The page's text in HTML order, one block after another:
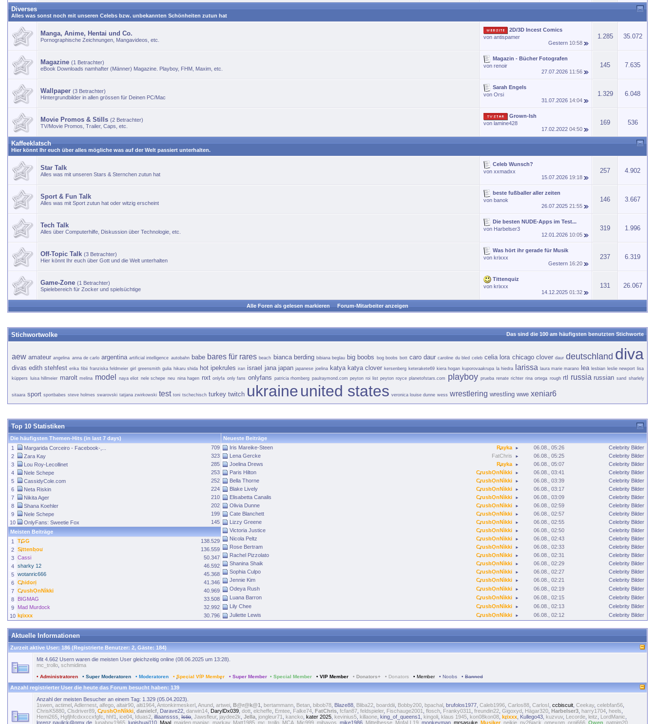
Diverses
Alles was sonst noch mit unseren Celebs bzw. unbekannten Schönheiten zutun hat
Manga, Anime, Hentai und Co.
Pornographische Zeichnungen, Mangavideos, etc.
2D/3D Incest Comics
von antispamer
Gestern 10:58
1.285 35.072
Magazine (1 Betrachter)
eBook Downloads namhafter (Männer) Magazine. Playboy, FHM, Maxim, etc.
Magazin - Bücher Fotografen
von renoir
27.07.2026 11:56
145 7.635
Wallpaper (3 Betrachter)
Hintergrundbilder in allen grössen für Deinen PC/Mac
Sarah Engels
von Orsi
31.07.2026 14:04
1.329 6.048
Movie Promos & Stills (2 Betrachter)
TV/Movie Promos, Trailer, Caps, etc.
Grown-Ish
von lamine428
17.02.2022 04:50
169 536
Kaffeeklatsch
Hier könnt Ihr euch über alles mögliche was auf der Welt passiert unterhalten.
Star Talk
Alles was mit unseren Stars & Sternchen zutun hat
Celeb Wunsch?
von xxmadxx
15.07.2026 19:18
257 4.902
Sport & Fun Talk
Alles was mit Sport zutun hat oder witzig erscheint
beste fußballer aller zeiten
von banok
26.07.2025 21:55
146 3.667
Tech Talk
Alles über Computerhilfe, Diskussion über Technologie, etc.
Die besten NUDE-Apps im Test...
von Harbelser3
12.01.2026 10:05
319 1.996
Off-Topic Talk (3 Betrachter)
Hier könnt Ihr euch über Gott und die Welt unterhalten
Was hört ihr gerade für Musik
von krixxx
Gestern 16:20
237 6.319
Game-Zone (1 Betrachter)
Spielebereich für Zocker und spielsüchtige
Tittenquiz
von krixxx
14.12.2025 01:32
131 26.067
Alle Foren als gelesen markieren Forum-Mitarbeiter anzeigen
Das sind die 100 am häufigsten benutzten Stichworte
Stichwortwolke
aew amateur angelina anna de carlo argentina artificial intelligence autobahn babe bares für rares beach bianca berding bibiana beglau big boobs bog boobs bott caro daur caroline du bled celeb celia lora chicago clover daur deutschland diva
divas edith stehfest erika fibii franziska feldmeier girl greensmith gulia hikaru shida hot ipekrules iran israel jana japan japanese joelina katya katya clover kersenberg keterakete69 kiera hogan kuporovaakrupa la hiedra larissa laura marie marano lea lesbian leslie newport lisa
küppers
luisa hillmeier marolt melina model naya eliot nele schepe neu nina hagen nxt onlyfa only fans onlyfans patricia rhomberg paulraymond.com peyton roi list peyton royce planetofstars.com playboy prueba renate richter rina ortega rough rtl russia russian sand sharlely
sitaara sport sportbabes steve holmes swarovski tatjana zwirkowski test toni tschechisch turkey twitch ukraineunited states veronica louise dunne wess wrestlering wrestling wwe xeniar6
Top 10 Statistiken
Die häufigsten Themen-Hits (in last 7 days)
Neueste Beiträge
1
Margarida Corceiro - Facebook-,...
709
2
Zara Kay
323
3
Lou Roy-Lecollinet
285
4
Nele Schepe
253
5
CassidyCole.com
252
6
Neta Riskin
224
7
Nikita Ager
210
8
Shana Koehler
202
9
Nele Schepe
199
10
OnlyFans: Sweetie Fox 145
Iris Mareike-Steen Rayka ► 06.08., 05:26
Celebrity Bilder
Lena Gercke
FatChris ► 06.08., 05:25
Celebrity Bilder
Joelina Drews
Rayka ► 06.08., 05:07
Celebrity Bilder
Paris Hilton
CrushOnNikki ► 06.08., 03:41
Celebrity Bilder
Bella Thorne
CrushOnNikki ► 06.08., 03:39
Celebrity Bilder
Blake Lively
CrushOnNikki ► 06.08., 03:17
Celebrity Bilder
Elisabetta Canalis
CrushOnNikki ► 06.08., 03:09
Celebrity Bilder
Olivia Dunne
CrushOnNikki ► 06.08., 02:59
Celebrity Bilder
Cate Blanchett
CrushOnNikki ► 06.08., 02:57
Celebrity Bilder
Lizzy Greene
CrushOnNikki ► 06.08., 02:55
Celebrity Bilder
Victoria Justice
CrushOnNikki ► 06.08., 02:50
Celebrity Bilder
Nicola Peltz
CrushOnNikki ► 06.08., 02:43
Celebrity Bilder
Rose Bertram
CrushOnNikki ► 06.08., 02:33
Celebrity Bilder
Rachel Pizzolato
CrushOnNikki ► 06.08., 02:31
Celebrity Bilder
Shanina Shaik
CrushOnNikki ► 06.08., 02:29
Celebrity Bilder
Sophia Culpo
CrushOnNikki ► 06.08., 02:27
Celebrity Bilder
Jennie Kim
CrushOnNikki ► 06.08., 02:21
Celebrity Bilder
Odeya Rush
CrushOnNikki ► 06.08., 02:19
Celebrity Bilder
Luana Barron
CrushOnNikki ► 06.08., 02:15
Celebrity Bilder
Lily Chee
CrushOnNikki ► 06.08., 02:13
Celebrity Bilder
Juliette Lewis
CrushOnNikki ► 06.08., 02:12 Celebrity Bilder
Meisten Beiträge
1
TGG
138.529
2 Sittenbou
136.559
3 Cassi
50.347
4 sharky 12
46.592
5 wotanric666
45.368
6 Chidori
41.346
7 CrushOnNikki
40.969
8
BIGMAG
33.508
9
Mad Murdock
32.992
10 krixxx 30.796
Aktuelle Informationen
Zurzeit aktive User: 186 (Registrierte Benutzer: 2, Gäste: 184)
Mit 4.662 Usern waren die meisten User gleichzeitig online (08.06.2025 um 13:28).
mc_trollo schmidima
• Administratoren • Super Moderatoren • Moderatoren • Special VIP Member • Super Member • Special Member • VIP Member • Donators+ • Donators • Member • Noobs • Banned
Anzahl registrierter User die heute das Forum besucht haben: 139
Anzahl der meisten Besucher an einem Tag: 1.329 (05.04.2023).
1swen actimel Adlernest alfego altair90 alti1964 Antonkirmeskerl Anund artwei B@r@k@1 bertammann Betan bibob78 Blaze88 Bliba22 boarddii Bobby200 bpachal brufolos1977 Caleb1996 Carlos88 CarlosI ccbiscuit Ceekay, celebfan56
ChrisK5880 Clsdriver89 CrushOnNikki danielcf Darave22 darwin14 DarylDx039 dott elcheffe Emtee Falke74 FatChris fcfan87 feldspieler, Fischauge2001 flosch Franky0311 freundin22 Gigoxyd Hägar320 Harbelser3 harry1704 heels
Hemi265 Hgfjhfcdxxccxfgfc hhf1 ice04 Iduas2 illiaanssss Istio Jawsfleur, jaydee2k Jella jongleur71 kancko kater 2025 kevinius5 killaone king_of_queens1 kingoli klaus 1945 kon08kon08 krixxx Kullego43 kuzvuv, Lecorde leitz LordManic
lorenz.paulick@gmx.de lunaboy1965 luqishuai110 Maal maiden.maniac markav, Matt1985 mc_trollo MCA Mic999 mihayos mike1986 Mittelhesse MofaLL19 monkeyman mrsasuke Musiker, neikie ny26jack omexom orgi666 Owen patpim20